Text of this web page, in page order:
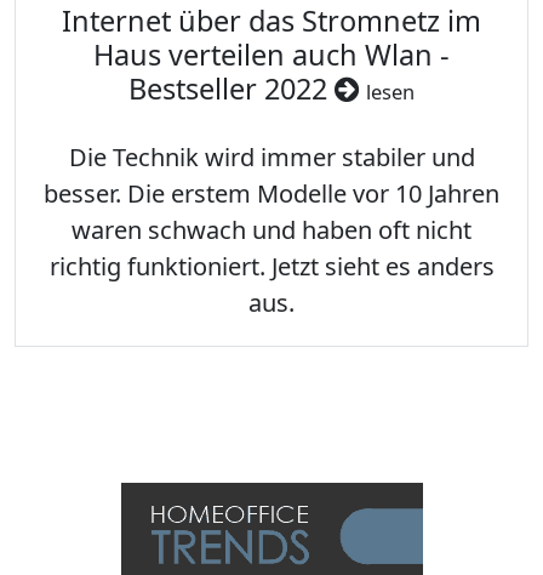
Internet über das Stromnetz im
Haus verteilen auch Wlan -
Bestseller 2022
lesen
Die Technik wird immer stabiler und
besser. Die erstem Modelle vor 10 Jahren
waren schwach und haben oft nicht
richtig funktioniert. Jetzt sieht es anders
aus.